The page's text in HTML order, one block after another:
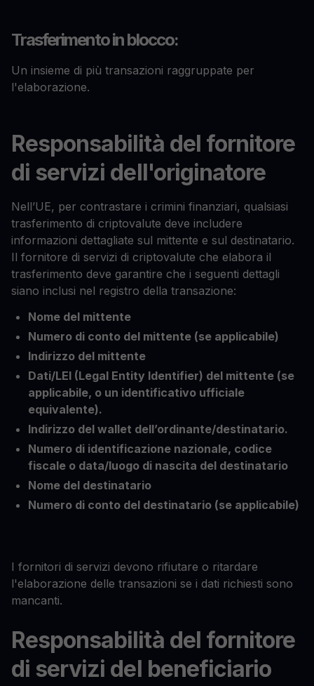
Trasferimento in blocco:
Un insieme di più transazioni raggruppate per
l'elaborazione.
Responsabilità del fornitore
di servizi dell'originatore
Nell’UE, per contrastare i crimini finanziari, qualsiasi
trasferimento di criptovalute deve includere
informazioni dettagliate sul mittente e sul destinatario.
Il fornitore di servizi di criptovalute che elabora il
trasferimento deve garantire che i seguenti dettagli
siano inclusi nel registro della transazione:
Nome del mittente
Numero di conto del mittente (se applicabile)
Indirizzo del mittente
Dati/LEI (Legal Entity Identifier) del mittente (se
applicabile, o un identificativo ufficiale
equivalente).
Indirizzo del wallet dell’ordinante/destinatario.
Numero di identificazione nazionale, codice
fiscale o data/luogo di nascita del destinatario
Nome del destinatario
Numero di conto del destinatario (se applicabile)
I fornitori di servizi devono rifiutare o ritardare
l'elaborazione delle transazioni se i dati richiesti sono
mancanti.
Responsabilità del fornitore
di servizi del beneficiario